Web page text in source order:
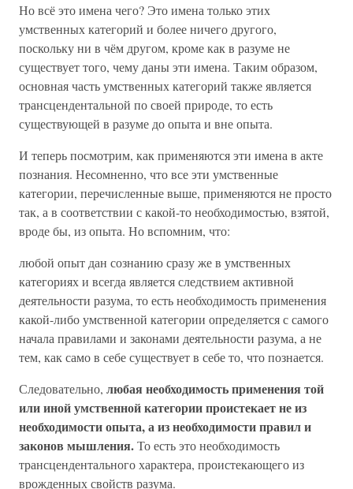
Но всё это имена чего? Это имена только этих
умственных категорий и более ничего другого,
поскольку ни в чём другом, кроме как в разуме не
существует того, чему даны эти имена. Таким образом,
основная часть умственных категорий также является
трансцендентальной по своей природе, то есть
существующей в разуме до опыта и вне опыта.
И теперь посмотрим, как применяются эти имена в акте
познания. Несомненно, что все эти умственные
категории, перечисленные выше, применяются не просто
так, а в соответствии с какой-то необходимостью, взятой,
вроде бы, из опыта. Но вспомним, что:
любой опыт дан сознанию сразу же в умственных
категориях и всегда является следствием активной
деятельности разума, то есть необходимость применения
какой-либо умственной категории определяется с самого
начала правилами и законами деятельности разума, а не
тем, как само в себе существует в себе то, что познается.
Следовательно, любая необходимость применения той
или иной умственной категории проистекает не из
необходимости опыта, а из необходимости правил и
законов мышления.То есть это необходимость
трансцендентального характера, проистекающего из
врожденных свойств разума.